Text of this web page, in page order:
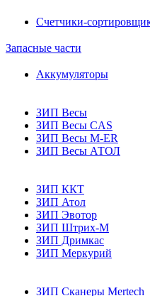
Счетчики-
Запасные части
Аккумуляторы
ЗИП Весы
ЗИП Весы CAS
ЗИП Весы M-ER
ЗИП Весы АТОЛ
ЗИП ККТ
ЗИП Атол
ЗИП Эвотор
ЗИП Штрих-М
ЗИП Дримкас
ЗИП Меркурий
ЗИП Сканеры Mertech